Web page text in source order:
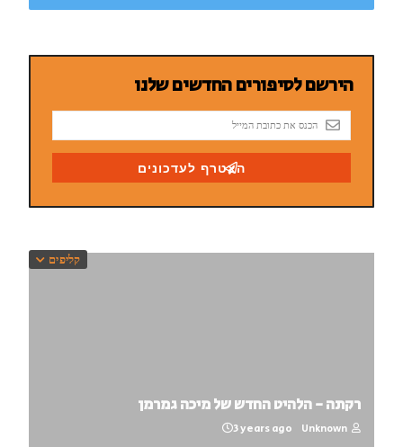
קליפים
רקתה - הלהיט החדש של מיכה גמרמן
Unknown
3 years ago